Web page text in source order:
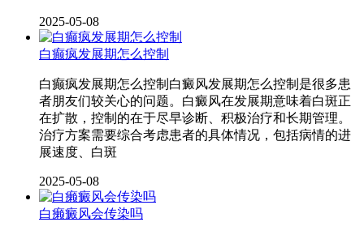
2025-05-08
白癫疯发展期怎么控制
白癫疯发展期怎么控制白癜风发展期怎么控制是很多患
者朋友们较关心的问题。白癜风在发展期意味着白斑正
在扩散，控制的在于尽早诊断、积极治疗和长期管理。
治疗方案需要综合考虑患者的具体情况，包括病情的进
展速度、白斑
2025-05-08
白癞癜风会传染吗